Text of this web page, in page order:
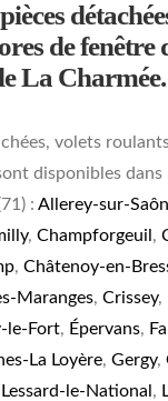
de fenêtre
La Charmée.
volets
disponibles dans
: Allerey-sur-
, Champforgeuil ,
, Châtenoy-en-
Maranges, Crissey,
le-Fort, Épervans,
La Loyère, Gergy,
Lessard-le-National ,